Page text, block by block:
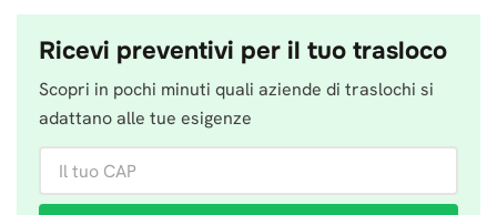
Ricevi preventivi per il tuo trasloco
Scopri in pochi minuti quali aziende di traslochi si
adattano alle tue esigenze
Il tuo CAP